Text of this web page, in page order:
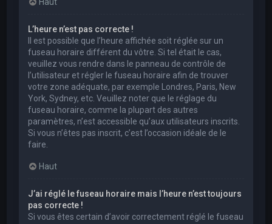
L’heure n’est pas correcte !
Il est possible que l’heure affichée soit réglée sur un
fuseau horaire différent du vôtre. Si tel était le cas,
veuillez vous rendre dans le panneau de contrôle de
l’utilisateur et régler le fuseau horaire afin de trouver
votre zone adéquate, par exemple Londres, Paris, New
York, Sydney, etc. Veuillez noter que le réglage du
fuseau horaire, comme la plupart des autres
paramètres, n’est accessible qu’aux utilisateurs inscrits.
Si vous n’êtes pas inscrit, c’est l’occasion idéale de le
faire.
Haut
J’ai réglé le fuseau horaire mais l’heure n’est toujours
pas correcte !
Si vous êtes certain d’avoir correctement réglé le fuseau